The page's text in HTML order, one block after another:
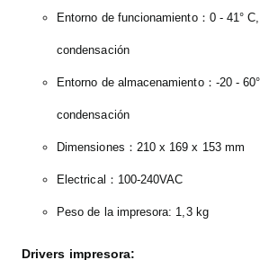
Entorno de funcionamiento：0 - 41°
condensación
Entorno de almacenamiento：-20 -
condensación
Dimensiones：210 x 169 x 153 mm
Electrical：100-240VAC
Peso de la impresora: 1,3 kg
Drivers impresora: